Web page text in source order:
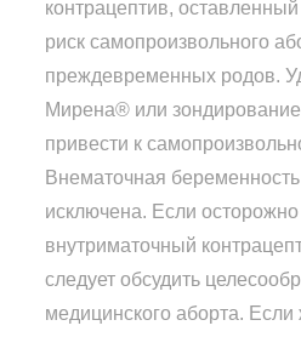
контрацептив,
риск самопроизвольного
преждевременных родов.
Мирена® или зондирование
привести к
Внематочная
исключена. Если осторожно
внутриматочный
следует обсудить
медицинского аборта.